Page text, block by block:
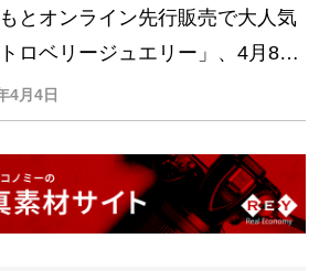
とオンライン先行販売で大人気
トロベリージュエリー」、4月8日
千歳本店」などで販売開始
4月4日